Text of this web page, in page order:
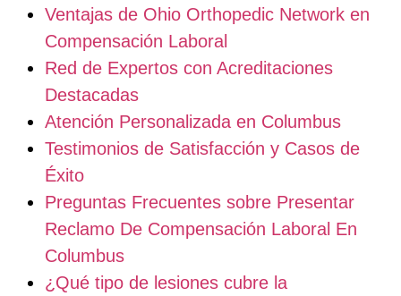
Ventajas de Ohio Orthopedic Network en
Compensación Laboral
Red de Expertos con Acreditaciones
Destacadas
Atención Personalizada en Columbus
Testimonios de Satisfacción y Casos de
Éxito
Preguntas Frecuentes sobre Presentar
Reclamo De Compensación Laboral En
Columbus
¿Qué tipo de lesiones cubre la